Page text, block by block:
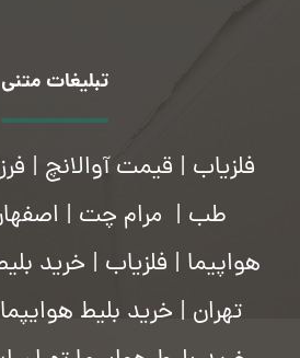
تبلیغات متنی
فلزیاب | قیمت آوالانچ |
طب | مرام چت |
هواپیما | فلزیاب | خرید
تهران | خرید بلیط